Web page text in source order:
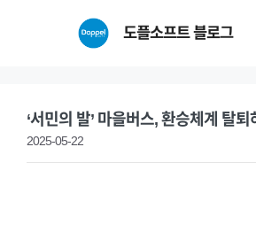
도플소프트 블로그
‘서민의 발’ 마을버스, 환승체계 탈퇴
2025-05-22